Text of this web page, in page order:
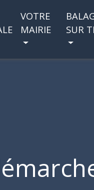
VOTRE
MAIRIE
SUR